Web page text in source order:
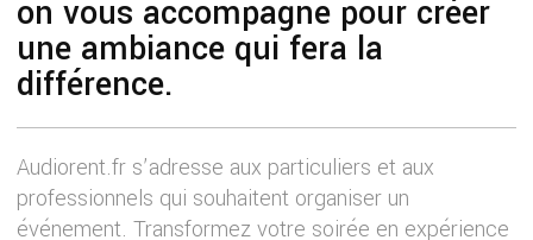
on vous accompagne pour créer
une ambiance qui fera la
différence.
Audiorent.fr s’adresse aux particuliers et aux
professionnels qui souhaitent organiser un
événement. Transformez votre soirée en expérience